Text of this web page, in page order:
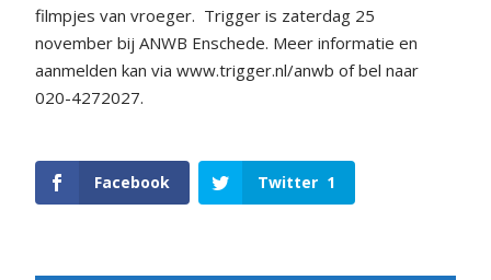
filmpjes van vroeger. Trigger is zaterdag 25
november bij ANWB Enschede. Meer informatie en
aanmelden kan via www.trigger.nl/anwb of bel naar
020-4272027.
Facebook Twitter 1